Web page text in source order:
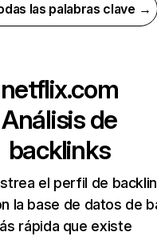
las palabras clave →
netflix.com
Análisis de
backlinks
el perfil de
la base de datos de
rápida que existe